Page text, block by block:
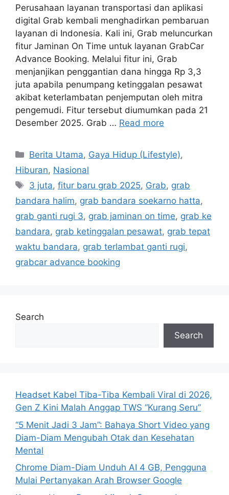
Perusahaan layanan transportasi dan aplikasi
digital Grab kembali menghadirkan pembaruan
layanan di Indonesia. Kali ini, Grab meluncurkan
fitur Jaminan On Time untuk layanan GrabCar
Advance Booking. Melalui fitur ini, Grab
menjanjikan penggantian dana hingga Rp 3,3
juta apabila penumpang ketinggalan pesawat
akibat keterlambatan penjemputan oleh mitra
pengemudi. Fitur tersebut diumumkan pada 21
Desember 2025. Grab … Read more
C
a
e
g
o
r
i
s
Berita Utama, Gaya Hidup (Lifestyle),
Hiburan, Nasional
T
a
s
3 juta,fitur baru grab 2025, Grab, grab
bandara halim, grab bandara soekarno hatta,
grab ganti rugi 3, grab jaminan on time, grab ke
bandara, grab ketinggalan pesawat, grab tepat
waktu bandara, grab terlambat ganti rugi,
grabcar advance booking
Search
Search
Headset Kabel Tiba-Tiba Kembali Viral di 2026,
Gen Z Kini Malah Anggap TWS “Kurang Seru”
“5 Menit Jadi 3 Jam”: Bahaya Short Video yang
Diam-Diam Mengubah Otak dan Kesehatan
Mental
Chrome Diam-Diam Unduh AI 4 GB, Pengguna
Mulai Pertanyakan Arah Browser Google